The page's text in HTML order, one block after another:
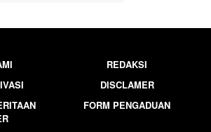
REDAKSI
DISCLAMER
FORM PENGADUAN